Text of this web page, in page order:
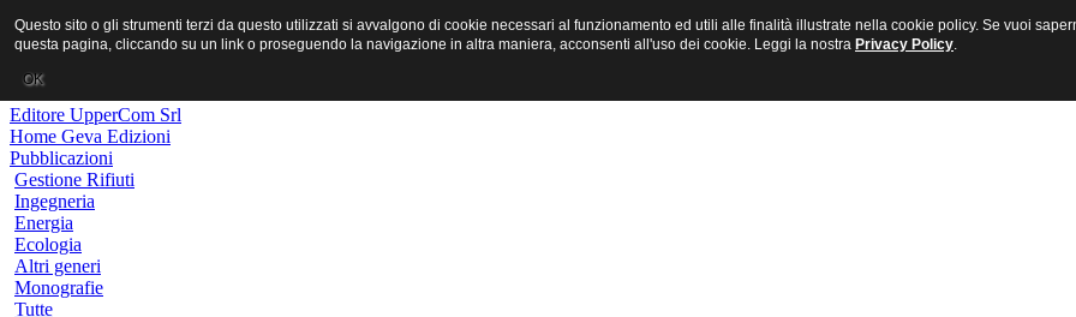
Geva Edizioni
Editore UpperCom Srl
Home Geva Edizioni
Pubblicazioni
Gestione Rifiuti
Ingegneria
Energia
Ecologia
Altri generi
Monografie
Tutte
Questo sito o gli strumenti terzi da questo utilizzati si avvalgono di cookie necessari al funzionamento ed utili alle finalità illustrate nella cookie policy. Se vuoi
questa pagina, cliccando su un link o proseguendo la navigazione in altra maniera, acconsenti all'uso dei cookie. Leggi la nostra Privacy Policy.
OK